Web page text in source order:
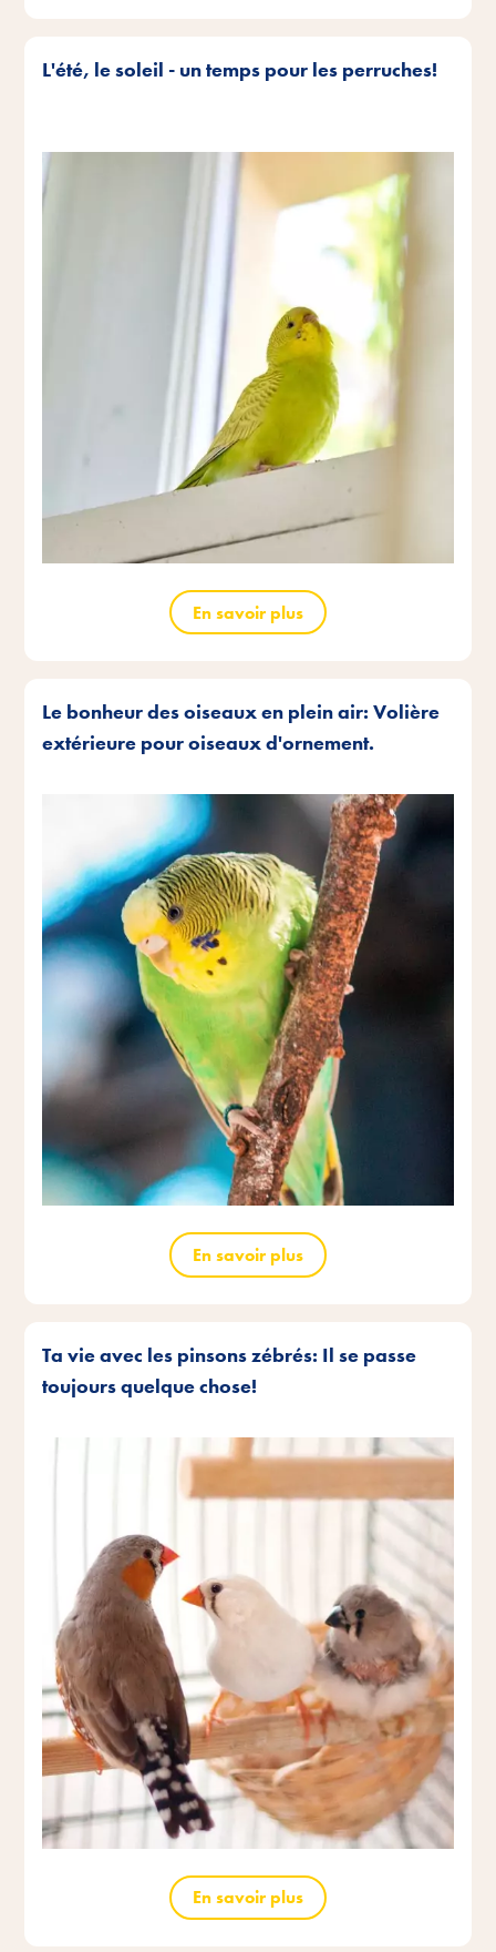
L'été, le soleil - un temps pour les perruches!
En savoir plus
Le bonheur des oiseaux en plein air: Volière
extérieure pour oiseaux d'ornement.
En savoir plus
Ta vie avec les pinsons zébrés: Il se passe
toujours quelque chose!
En savoir plus